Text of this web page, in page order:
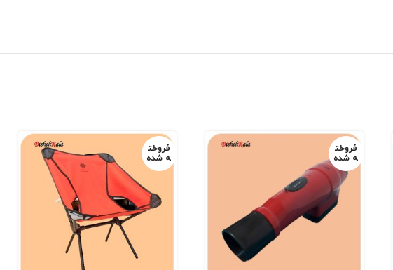
فروخت
ه شده
فروخت
ه شده